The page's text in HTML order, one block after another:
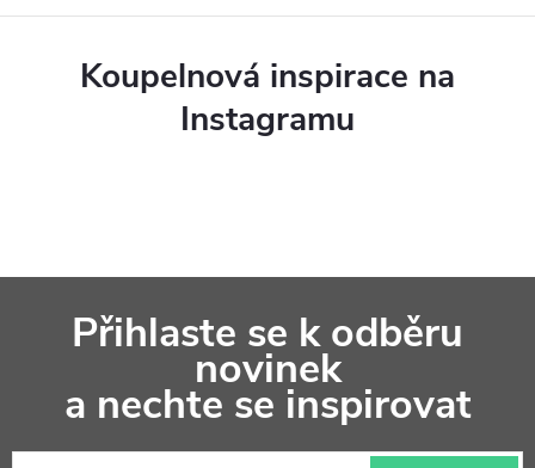
Koupelnová inspirace na
Instagramu
a
Přihlaste se k odběru
novinek
a nechte se inspirovat